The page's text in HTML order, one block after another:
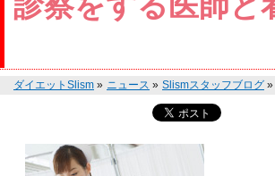
ダイエットSlism » ニュース » Slismスタッフブログ »